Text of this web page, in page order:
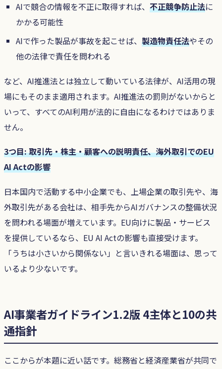
AIで競合の情報を不正に取得すれば、 不正競争防止法に
かかる可能性
AIで作った製品が事故を起こせば、 製造物責任法やその
他の法律で責任を問われる
など、AI推進法とは独立して動いている法律が、AI活用の現
場にもそのまま適用されます。AI推進法の罰則がないからと
いって、すべてのAI利用が法的に自由になるわけではありま
せん。
3つ目: 取引先・株主・顧客への説明責任、海外取引でのEU
AI Actの影響
日本国内で活動する中小企業でも、上場企業の取引先や、海
外取引先がある会社は、相手先からAIガバナンスの整備状況
を問われる場面が増えています。EU向けに製品・サービス
を提供しているなら、EU AI Actの影響も直接受けます。
「うちは小さいから関係ない」と言いきれる場面は、思って
いるより少ないです。
AI事業者ガイドライン1.2版 4主体と10の共
通指針
ここからが本題に近い話です。総務省と経済産業省が共同で